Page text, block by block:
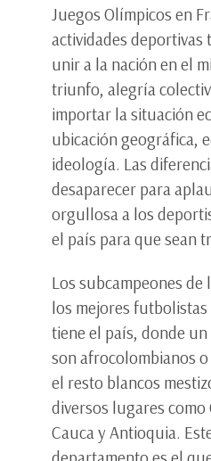
Juegos Olímpicos en
actividades deportivas
unir a la nación en el
triunfo, alegría
importar la situación
ubicación geográfica,
ideología. Las
desaparecer para
orgullosa a los
el país para que sean
Los subcampeones de
los mejores
tiene el país, donde
son afrocolombianos
el resto blancos
diversos lugares como
Cauca y Antioquia.